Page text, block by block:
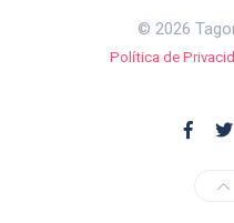
© 2026
Política de